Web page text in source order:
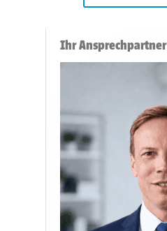
Ihr Ansprechpartner